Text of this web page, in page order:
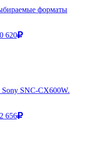
форматы
620
Sony SNC-CX600W.
656